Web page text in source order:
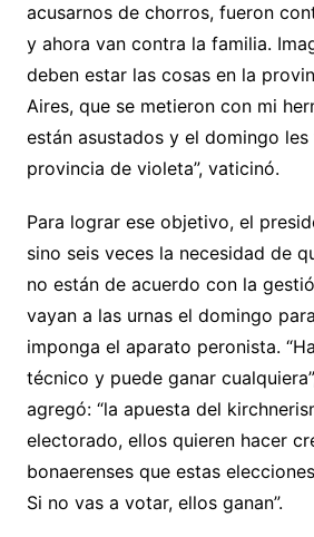
acusarnos de chorros, fueron
y ahora van contra la familia.
deben estar las cosas en la
Aires, que se metieron con mi
están asustados y el domingo
provincia de violeta”, vaticinó.
Para lograr ese objetivo, el
sino seis veces la necesidad de
no están de acuerdo con la
vayan a las urnas el domingo
imponga el aparato peronista.
técnico y puede ganar
agregó: “la apuesta del
electorado, ellos quieren hacer
bonaerenses que estas
Si no vas a votar, ellos ganan”.